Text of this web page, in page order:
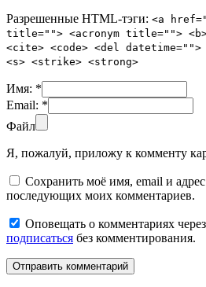
Разрешенные HTML-тэги: <a
title=""> <acronym title="">
<cite> <code> <del
<s> <strike> <strong>
Имя: *
Email: *
Файл
Я, пожалуй, приложу к комменту
Сохранить моё имя, email и адрес
последующих моих комментариев.
Оповещать о комментариях
подписаться без комментирования.